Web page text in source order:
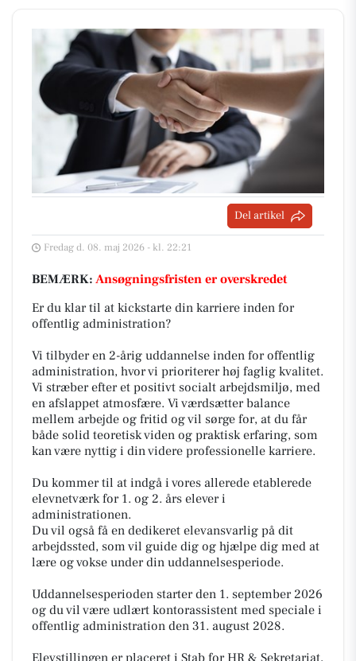
Del artikel
Fredag d. 08. maj 2026 - kl. 22:21
BEMÆRK: Ansøgningsfristen er overskredet
Er du klar til at kickstarte din karriere inden for
offentlig administration?
Vi tilbyder en 2-årig uddannelse inden for offentlig
administration, hvor vi prioriterer høj faglig kvalitet.
Vi stræber efter et positivt socialt arbejdsmiljø, med
en afslappet atmosfære. Vi værdsætter balance
mellem arbejde og fritid og vil sørge for, at du får
både solid teoretisk viden og praktisk erfaring, som
kan være nyttig i din videre professionelle karriere.
Du kommer til at indgå i vores allerede etablerede
elevnetværk for 1. og 2. års elever i
administrationen.
Du vil også få en dedikeret elevansvarlig på dit
arbejdssted, som vil guide dig og hjælpe dig med at
lære og vokse under din uddannelsesperiode.
Uddannelsesperioden starter den 1. september 2026
og du vil være udlært kontorassistent med speciale i
offentlig administration den 31. august 2028.
Elevstillingen er placeret i Stab for HR & Sekretariat,